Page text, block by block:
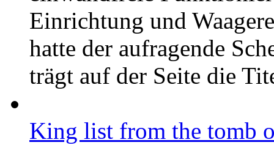
Einrichtung und
hatte der aufragende
trägt auf der Seite die
King list from the tomb